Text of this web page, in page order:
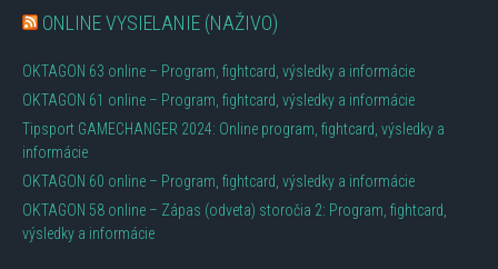
ONLINE VYSIELANIE (NAŽIVO)
OKTAGON 63 online – Program, fightcard, výsledky a informácie
OKTAGON 61 online – Program, fightcard, výsledky a informácie
Tipsport GAMECHANGER 2024: Online program, fightcard, výsledky a
informácie
OKTAGON 60 online – Program, fightcard, výsledky a informácie
OKTAGON 58 online – Zápas (odveta) storočia 2: Program, fightcard,
výsledky a informácie